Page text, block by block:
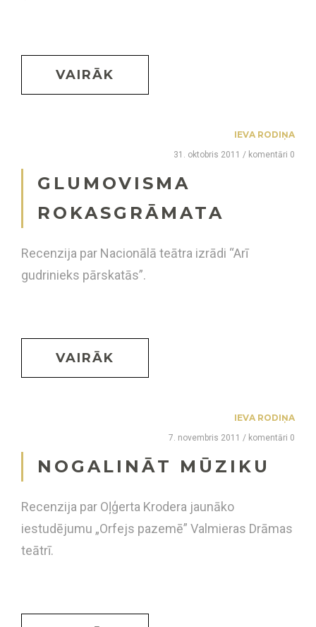
VAIRĀK
IEVA RODIŅA
31. oktobris 2011 / komentāri 0
GLUMOVISMA
ROKASGRĀMATA
Recenzija par Nacionālā teātra izrādi “Arī
gudrinieks pārskatās”.
VAIRĀK
IEVA RODIŅA
7. novembris 2011 / komentāri 0
NOGALINĀT MŪZIKU
Recenzija par Oļģerta Krodera jaunāko
iestudējumu „Orfejs pazemē” Valmieras Drāmas
teātrī.